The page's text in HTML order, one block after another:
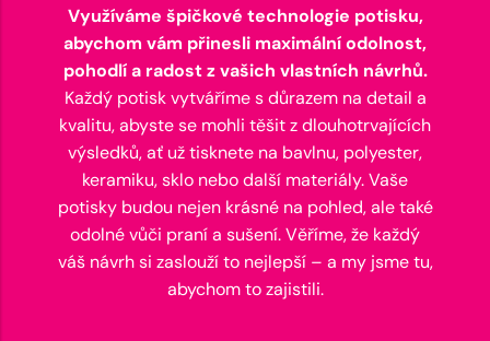
Využíváme špičkové technologie potisku,
abychom vám přinesli maximální odolnost,
pohodlí a radost z vašich vlastních návrhů.
Každý potisk vytváříme s důrazem na detail a
kvalitu, abyste se mohli těšit z dlouhotrvajících
výsledků, ať už tisknete na bavlnu, polyester,
keramiku, sklo nebo další materiály. Vaše
potisky budou nejen krásné na pohled, ale také
odolné vůči praní a sušení. Věříme, že každý
váš návrh si zaslouží to nejlepší – a my jsme tu,
abychom to zajistili.